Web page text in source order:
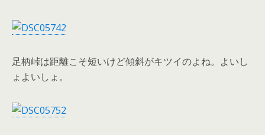
足柄峠は距離こそ短いけど傾斜がキツイのよね。よいし
ょよいしょ。